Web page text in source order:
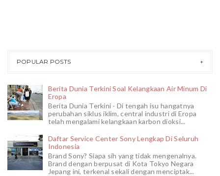
POPULAR POSTS
Berita Dunia Terkini Soal Kelangkaan Air Minum Di
Eropa
Berita Dunia Terkini - Di tengah isu hangatnya
perubahan siklus iklim, central industri di Eropa
telah mengalami kelangkaan karbon dioksi...
Daftar Service Center Sony Lengkap Di Seluruh
Indonesia
Brand Sony? Siapa sih yang tidak mengenalnya.
Brand dengan berpusat di Kota Tokyo Negara
Jepang ini, terkenal sekali dengan menciptak...